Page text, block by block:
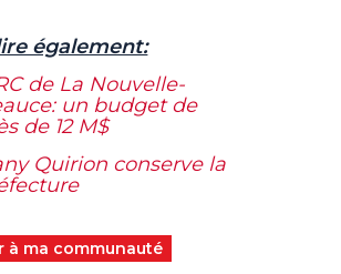
également:
de La Nouvelle-
un budget de
de 12 M$
Quirion conserve la
à ma communauté